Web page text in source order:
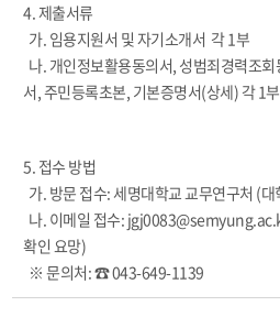
4. 제출서류
가. 임용지원서 및 자기소개서 각 1부
나. 개인정보활용동의서, 성범죄경력조
서, 주민등록초본, 기본증명서(상세) 각 1부
5. 접수 방법
가. 방문 접수: 세명대학교 교무연구처 (
나. 이메일 접수:
확인 요망)
※ 문의처: ☎ 043-649-1139